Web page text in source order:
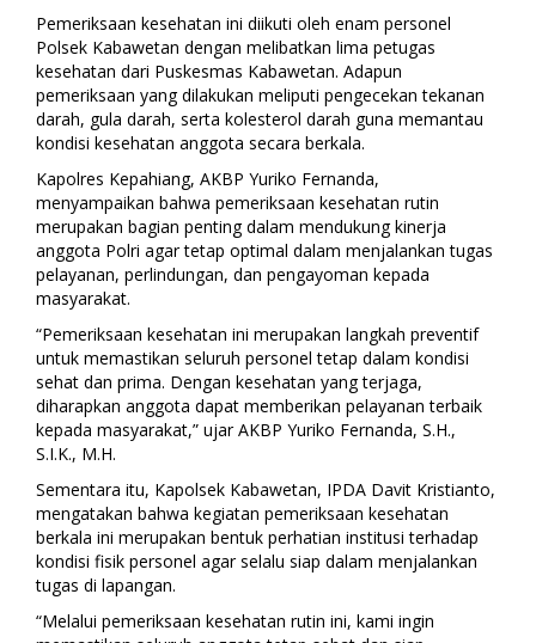
Pemeriksaan kesehatan ini diikuti oleh enam personel
Polsek Kabawetan dengan melibatkan lima petugas
kesehatan dari Puskesmas Kabawetan. Adapun
pemeriksaan yang dilakukan meliputi pengecekan tekanan
darah, gula darah, serta kolesterol darah guna memantau
kondisi kesehatan anggota secara berkala.
Kapolres Kepahiang, AKBP Yuriko Fernanda,
menyampaikan bahwa pemeriksaan kesehatan rutin
merupakan bagian penting dalam mendukung kinerja
anggota Polri agar tetap optimal dalam menjalankan tugas
pelayanan, perlindungan, dan pengayoman kepada
masyarakat.
“Pemeriksaan kesehatan ini merupakan langkah preventif
untuk memastikan seluruh personel tetap dalam kondisi
sehat dan prima. Dengan kesehatan yang terjaga,
diharapkan anggota dapat memberikan pelayanan terbaik
kepada masyarakat,” ujar AKBP Yuriko Fernanda, S.H.,
S.I.K., M.H.
Sementara itu, Kapolsek Kabawetan, IPDA Davit Kristianto,
mengatakan bahwa kegiatan pemeriksaan kesehatan
berkala ini merupakan bentuk perhatian institusi terhadap
kondisi fisik personel agar selalu siap dalam menjalankan
tugas di lapangan.
“Melalui pemeriksaan kesehatan rutin ini, kami ingin